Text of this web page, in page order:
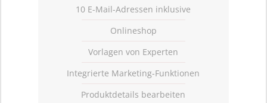
10 E-Mail-Adressen inklusive
Onlineshop
Vorlagen von Experten
Integrierte Marketing-Funktionen
Produktdetails bearbeiten